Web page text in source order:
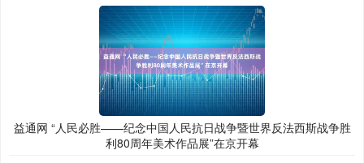
益通网 “人民必胜——纪念中国人民抗日战争暨世界反法西斯战争胜
利80周年美术作品展”在京开幕